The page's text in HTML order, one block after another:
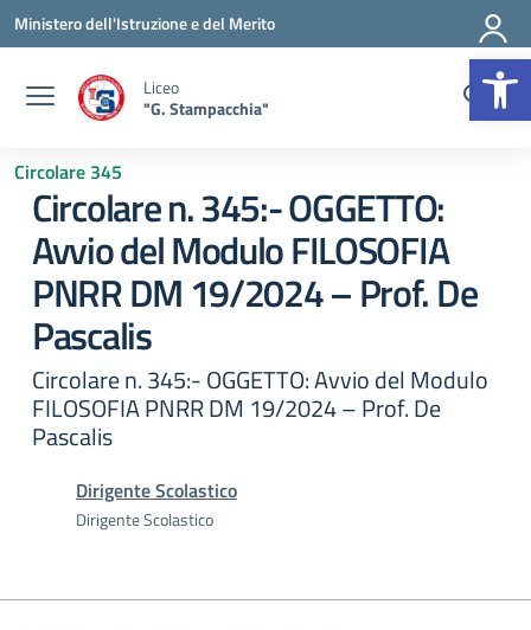
Vai ai contenuti
Vai al menu di navigazione
Vai al footer
Ministero dell'Istruzione e del Merito
Liceo
"G. Stampacchia"
Circolare 345
Circolare n. 345:- OGGETTO:
Avvio del Modulo FILOSOFIA
PNRR DM 19/2024 – Prof. De
Pascalis
Circolare n. 345:- OGGETTO: Avvio del Modulo
FILOSOFIA PNRR DM 19/2024 – Prof. De
Pascalis
Dirigente Scolastico
Dirigente Scolastico